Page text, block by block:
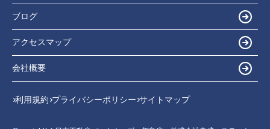
ブログ
アクセスマップ
会社概要
利用規約 プライバシーポリシー サイトマップ